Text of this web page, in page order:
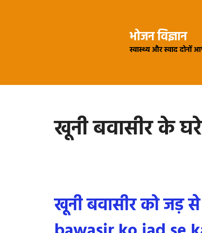
भोजन विज्ञान
स्वास्थ्य और स्वाद दोनों
खूनी बवासीर के
खूनी बवासीर को